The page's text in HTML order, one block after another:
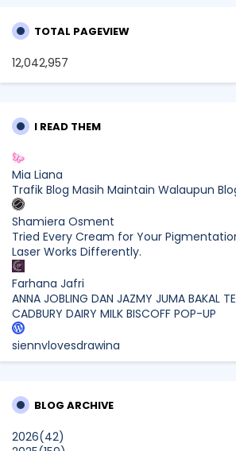
TOTAL PAGEVIEW
12,042,957
I READ THEM
Mia Liana
Trafik Blog Masih Maintain Walaupun
Shamiera Osment
Tried Every Cream for Your
Laser Works Differently.
Farhana Jafri
ANNA JOBLING DAN JAZMY JUMA BAKAL
CADBURY DAIRY MILK BISCOFF POP-UP
siennylovesdrawing
Malaysian Music Legend ~ Dato’
Blog Kawan Kawan Kena Removed?
BLOG ARCHIVE
2026(42)